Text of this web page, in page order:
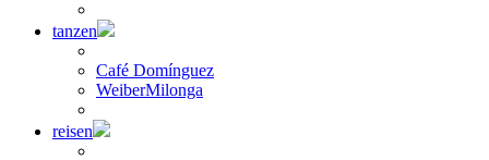
tanzen
Café Domínguez
WeiberMilonga
reisen